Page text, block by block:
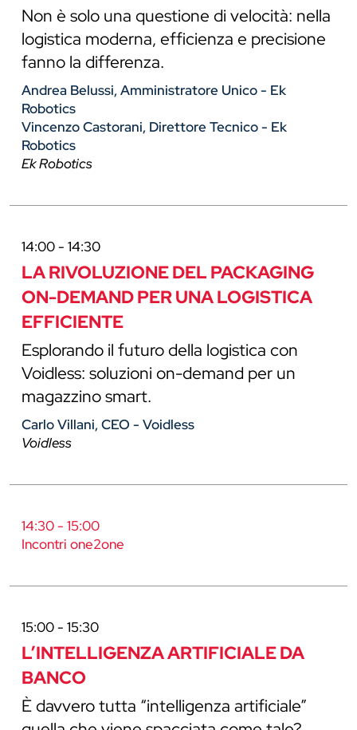
Non è solo una questione di velocità: nella
logistica moderna, efficienza e precisione
fanno la differenza.
Andrea Belussi, Amministratore Unico - Ek
Robotics
Vincenzo Castorani, Direttore Tecnico - Ek
Robotics
Ek Robotics
14:00 - 14:30
LA RIVOLUZIONE DEL PACKAGING
ON-DEMAND PER UNA LOGISTICA
EFFICIENTE
Esplorando il futuro della logistica con
Voidless: soluzioni on-demand per un
magazzino smart.
Carlo Villani, CEO - Voidless
Voidless
14:30 - 15:00
Incontri one2one
15:00 - 15:30
L’INTELLIGENZA ARTIFICIALE DA
BANCO
È davvero tutta “intelligenza artificiale”